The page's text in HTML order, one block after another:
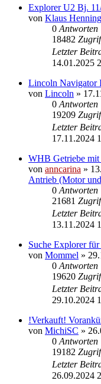
Explorer U2 Bj.
von Klaus Henning
0 Antworten
18482
Letzter
14.01.2025
Lincoln Navigator
von Lincoln »
0 Antworten
19209
Letzter
17.11.2024
WHB Getriebe mit
von anncarina »
Antrieb (Motor
0 Antworten
21681
Letzter
13.11.2024
Suche Explorer
von Mommel »
0 Antworten
19620
Letzter
29.10.2024
!Verkauft!
von MichiSC »
0 Antworten
19182
Letzter
26.09.2024